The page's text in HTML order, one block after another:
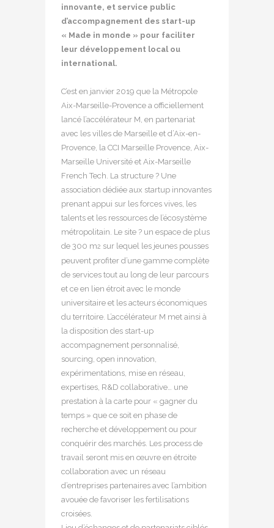
innovante, et service public
d’accompagnement des start-up
« Made in monde » pour faciliter
leur développement local ou
international.
C’est en janvier 2019 que la Métropole
Aix-Marseille-Provence a officiellement
lancé l’accélérateur M, en partenariat
avec les villes de Marseille et d’Aix-en-
Provence, la CCI Marseille Provence, Aix-
Marseille Université et Aix-Marseille
French Tech. La structure ? Une
association dédiée aux startup innovantes
prenant appui sur les forces vives, les
talents et les ressources de l’écosystème
métropolitain. Le site ? un espace de plus
de 300 m2 sur lequel les jeunes pousses
peuvent profiter d’une gamme complète
de services tout au long de leur parcours
et ce en lien étroit avec le monde
universitaire et les acteurs économiques
du territoire. L’accélérateur M met ainsi à
la disposition des start-up
accompagnement personnalisé,
sourcing, open innovation,
expérimentations, mise en réseau,
expertises, R&D collaborative… une
prestation à la carte pour « gagner du
temps » que ce soit en phase de
recherche et développement ou pour
conquérir des marchés. Les process de
travail seront mis en œuvre en étroite
collaboration avec un réseau
d’entreprises partenaires avec l’ambition
avouée de favoriser les fertilisations
croisées.